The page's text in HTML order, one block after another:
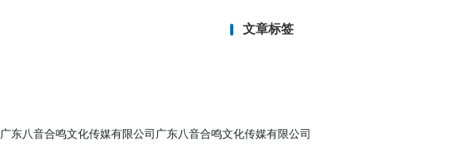
文章标签
广东八音合鸣文化传媒有限公司广东八音合鸣文化传媒有限公司